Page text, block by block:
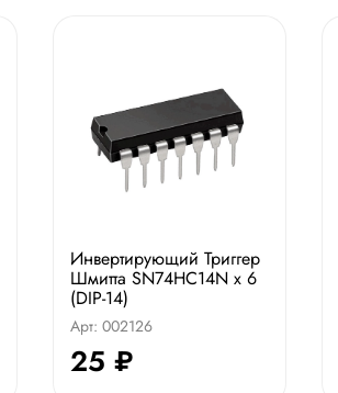
Инвертирующий Триггер
Шмитта SN74HC14N x 6
(DIP-14)
Арт: 002126
25 ₽